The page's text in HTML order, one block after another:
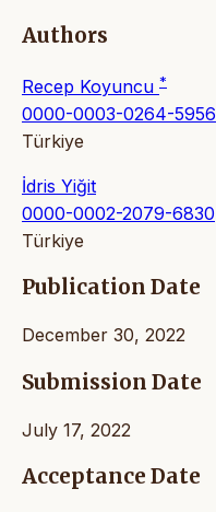
Authors
Recep Koyuncu *
0000-0003-0264-5956
Türkiye
İdris Yiğit
0000-0002-2079-6830
Türkiye
Publication Date
December 30, 2022
Submission Date
July 17, 2022
Acceptance Date